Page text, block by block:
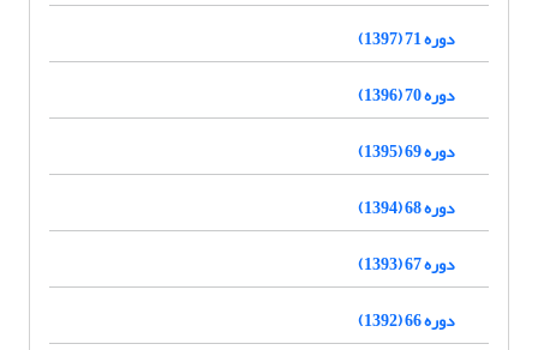
دوره 71 (1397)
دوره 70 (1396)
دوره 69 (1395)
دوره 68 (1394)
دوره 67 (1393)
دوره 66 (1392)